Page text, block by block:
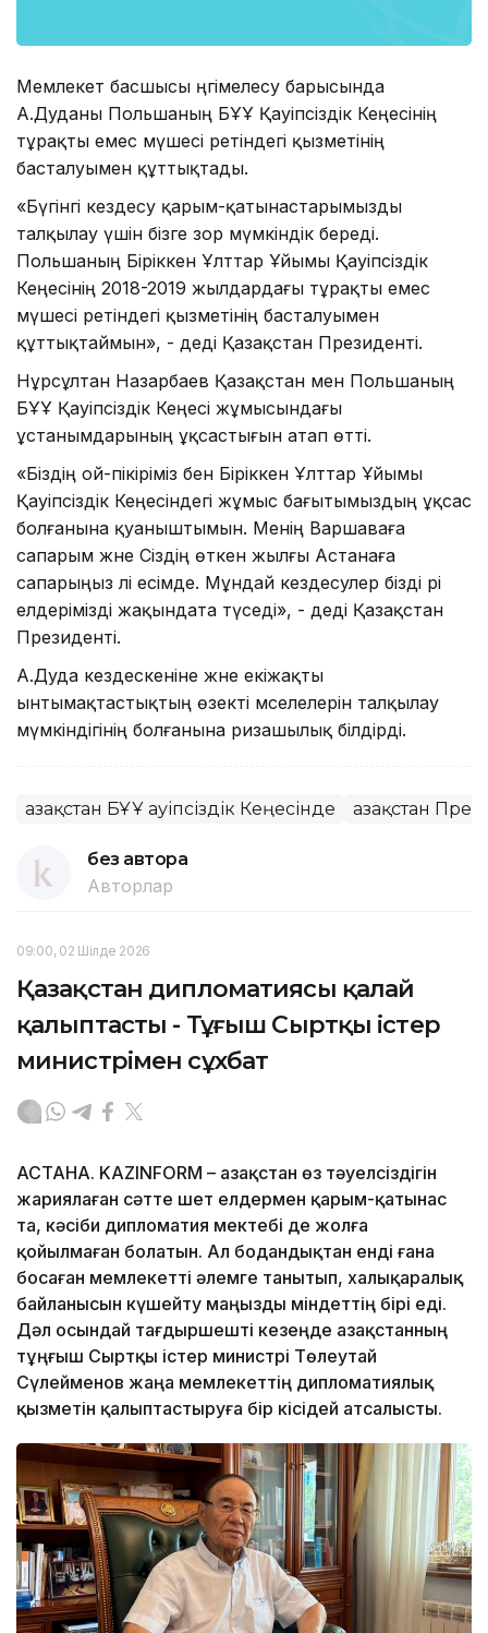
Мемлекет басшысы әңгімелесу барысында
А.Дуданы Польшаның БҰҰ Қауіпсіздік Кеңесінің
тұрақты емес мүшесі ретіндегі қызметінің
басталуымен құттықтады.
«Бүгінгі кездесу қарым-қатынастарымызды
талқылау үшін бізге зор мүмкіндік береді.
Польшаның Біріккен Ұлттар Ұйымы Қауіпсіздік
Кеңесінің 2018-2019 жылдардағы тұрақты емес
мүшесі ретіндегі қызметінің басталуымен
құттықтаймын», - деді Қазақстан Президенті.
Нұрсұлтан Назарбаев Қазақстан мен Польшаның
БҰҰ Қауіпсіздік Кеңесі жұмысындағы
ұстанымдарының ұқсастығын атап өтті.
«Біздің ой-пікіріміз бен Біріккен Ұлттар Ұйымы
Қауіпсіздік Кеңесіндегі жұмыс бағытымыздың ұқсас
болғанына қуаныштымын. Менің Варшаваға
сапарым және Сіздің өткен жылғы Астанаға
сапарыңыз әлі есімде. Мұндай кездесулер бізді әрі
елдерімізді жақындата түседі», - деді Қазақстан
Президенті.
А.Дуда кездескеніне және екіжақты
ынтымақтастықтың өзекті мәселелерін талқылау
мүмкіндігінің болғанына ризашылық білдірді.
Қазақстан БҰҰ Қауіпсіздік Кеңесінде Қазақстан
без автора
Авторлар
09:00, 02 Шілде 2026
Қазақстан дипломатиясы қалай
қалыптасты - Тұңғыш Сыртқы істер
министрімен сұхбат
АСТАНА. KAZINFORM – Қазақстан өз тәуелсіздігін
жариялаған сәтте шет елдермен қарым-қатынас
та, кәсіби дипломатия мектебі де жолға
қойылмаған болатын. Ал бодандықтан енді ғана
босаған мемлекетті әлемге танытып, халықаралық
байланысын күшейту маңызды міндеттің бірі еді.
Дәл осындай тағдыршешті кезеңде Қазақстанның
тұңғыш Сыртқы істер министрі Төлеутай
Сүлейменов жаңа мемлекеттің дипломатиялық
қызметін қалыптастыруға бір кісідей атсалысты.